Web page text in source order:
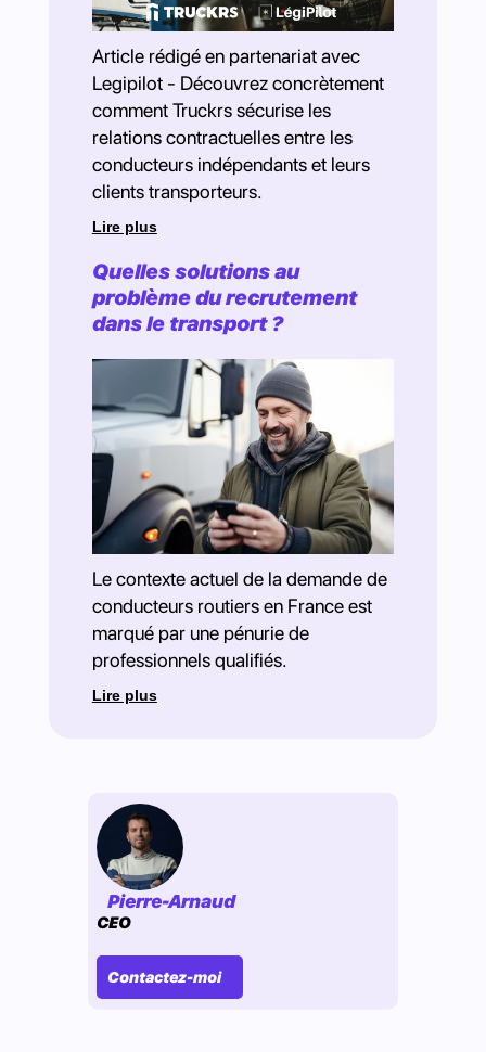
Article rédigé en partenariat avec
Legipilot - Découvrez concrètement
comment Truckrs sécurise les
relations contractuelles entre les
conducteurs indépendants et leurs
clients transporteurs.
Lire plus
Quelles solutions au
problème du recrutement
dans le transport ?
Le contexte actuel de la demande de
conducteurs routiers en France est
marqué par une pénurie de
professionnels qualifiés.
Lire plus
Pierre-Arnaud
CEO
Contactez-moi